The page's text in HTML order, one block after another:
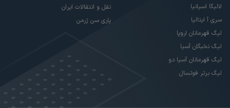
لالیگا اسپانیا
سری آ ایتالیا
لیگ قهرمانان اروپا
لیگ نخبگان آسیا
لیگ قهرمانان آسیا دو
لیگ برتر فوتسال
نقل و انتقالات ایران
پاری سن ژرمن